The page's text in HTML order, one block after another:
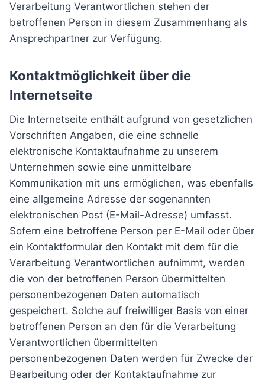
Verarbeitung Verantwortlichen stehen der
betroffenen Person in diesem Zusammenhang als
Ansprechpartner zur Verfügung.
Kontaktmöglichkeit über die
Internetseite
Die Internetseite enthält aufgrund von gesetzlichen
Vorschriften Angaben, die eine schnelle
elektronische Kontaktaufnahme zu unserem
Unternehmen sowie eine unmittelbare
Kommunikation mit uns ermöglichen, was ebenfalls
eine allgemeine Adresse der sogenannten
elektronischen Post (E-Mail-Adresse) umfasst.
Sofern eine betroffene Person per E-Mail oder über
ein Kontaktformular den Kontakt mit dem für die
Verarbeitung Verantwortlichen aufnimmt, werden
die von der betroffenen Person übermittelten
personenbezogenen Daten automatisch
gespeichert. Solche auf freiwilliger Basis von einer
betroffenen Person an den für die Verarbeitung
Verantwortlichen übermittelten
personenbezogenen Daten werden für Zwecke der
Bearbeitung oder der Kontaktaufnahme zur